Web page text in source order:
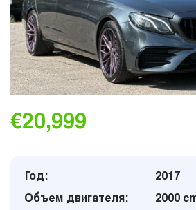
€20,999
Год:
2017
Объем двигателя:
2000